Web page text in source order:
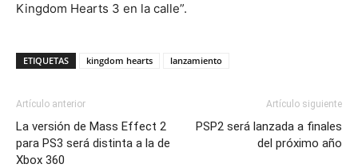
Kingdom Hearts 3 en la calle”.
ETIQUETAS kingdom hearts lanzamiento
Artículo anterior
La versión de Mass Effect 2
para PS3 será distinta a la de
Xbox 360
Artículo siguiente
PSP2 será lanzada a finales
del próximo año